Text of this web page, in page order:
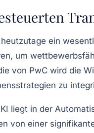
ein
um
von PwC wird die
zu
liegt in der
von einer